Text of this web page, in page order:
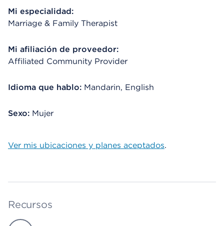
Mi especialidad:
Marriage & Family Therapist
Mi afiliación de proveedor:
Affiliated Community Provider
Idioma que hablo: Mandarin, English
Sexo: Mujer
Ver mis ubicaciones y planes aceptados.
Recursos